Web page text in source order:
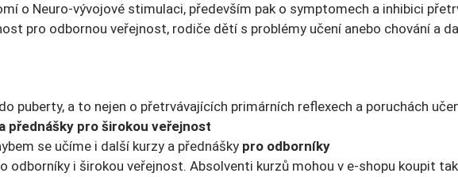
o Neuro-vývojové stimulaci, především pak o symptomech a inhibici
pro odbornou veřejnost, rodiče dětí s problémy učení anebo chování a
puberty, a to nejen o přetrvávajících primárních reflexech a poruchách
přednášky pro širokou veřejnost
se učíme i další kurzy a přednášky pro odborníky
odborníky i širokou veřejnost. Absolventi kurzů mohou v e-shopu koupit